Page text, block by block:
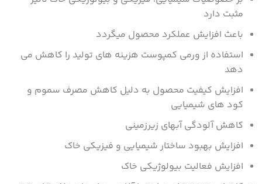
مثبت دارد
باعث افزایش عملکرد محصول میگردد
استفاده از ورمی کمپوست هزینه های تولید را کاهش می
دهد
افزایش کیفیت محصول به دلیل کاهش مصرف سموم و
کود های شیمیایی
کاهش آلودگی آبهای زیرزمینی
افزایش بهبود ساختار شیمیایی و فیزیکی خاک
افزایش فعالیت بیولوژیکی خاک